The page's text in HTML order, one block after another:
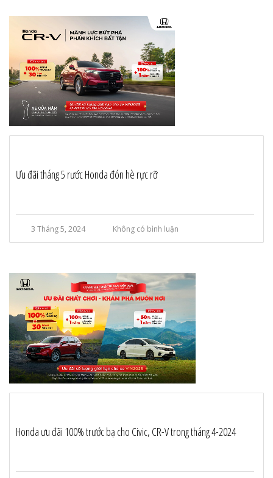
Ưu đãi tháng 5 rước Honda đón hè rực rỡ
3 Tháng 5, 2024 Không có bình luận
Honda ưu đãi 100% trước bạ cho Civic, CR-V trong tháng 4-2024